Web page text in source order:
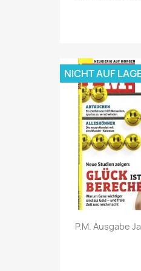

P.M. Ausgabe
NICHT AUF